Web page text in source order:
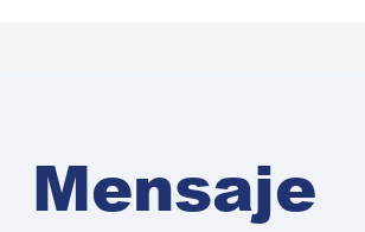
Mensaje